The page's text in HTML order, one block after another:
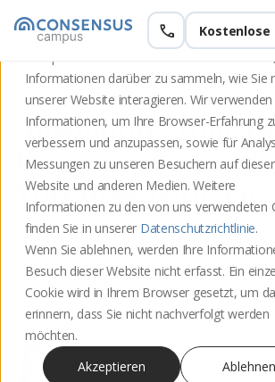
Diese Website speichert Cookies auf Ihrem
Informationen darüber zu sammeln, wie Sie
unserer Website interagieren. Wir verwenden
Informationen, um Ihre Browser-Erfahrung
verbessern und anzupassen, sowie für
Messungen zu unseren Besuchern auf dieser
Website und anderen Medien. Weitere
Informationen zu den von uns verwendeten
finden Sie in unserer Datenschutzrichtlinie.
Wenn Sie ablehnen, werden Ihre
Besuch dieser Website nicht erfasst. Ein
Cookie wird in Ihrem Browser gesetzt, um
erinnern, dass Sie nicht nachverfolgt werden
möchten.
Akzeptieren
Ablehnen
call
Ausbildung zum
Kompetenzen und
Vorraussetzungen
Ausbildung zum Mediator:
und Vorraussetzungen
Alexandra Kieffer updateVeröffentlicht am